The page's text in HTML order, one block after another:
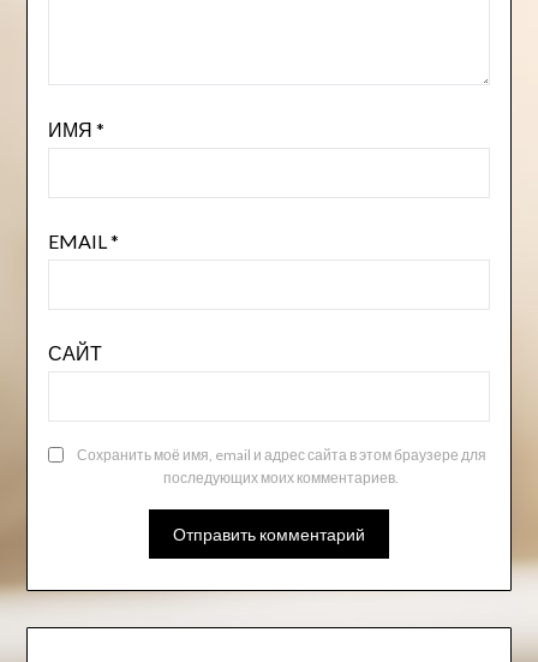
ИМЯ *
EMAIL *
САЙТ
Сохранить моё имя, email и адрес сайта в этом браузере для
последующих моих комментариев.